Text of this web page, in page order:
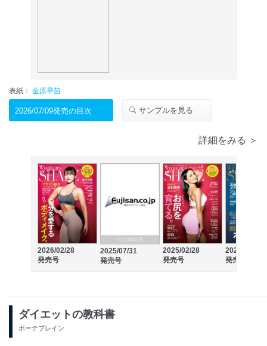
表紙： 金原早苗
2026/07/09発売の目次 サンプルを見る
詳細をみる ＞
2026/02/28
発売号
2025/07/31
発売号
2025/02/28
発売号
2024/07/18
発売号
ダイエットの教科書
ボーテブレイン